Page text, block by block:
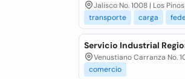
Jalisco No. 1008 | Los
transporte
carga
Servicio Industrial
Venustiano Carranza No.
comercio